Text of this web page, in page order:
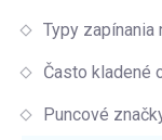
Typy zapínania
Často kladené
Puncové